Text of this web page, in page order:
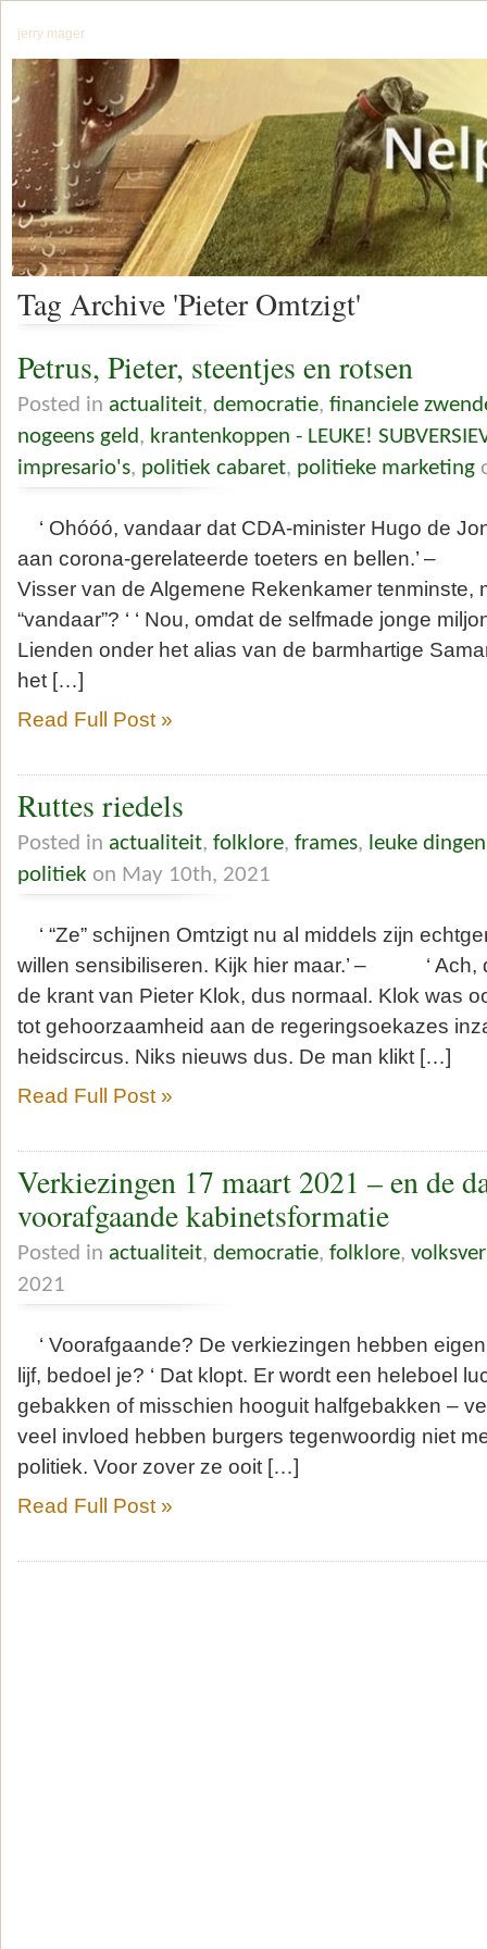
jerry mager
Tag Archive 'Pieter Omtzigt'
Petrus, Pieter, steentjes en rotsen
Posted in actualiteit, democratie, financiele
nogeens geld, krantenkoppen - LEUKE!
impresario's, politiek cabaret, politieke marketing
‘ Ohóóó, vandaar dat CDA-minister Hugo de
aan corona-gerelateerde toeters en bellen.’ –
Visser van de Algemene Rekenkamer tenminste,
“vandaar”? ‘ ‘ Nou, omdat de selfmade jonge
Lienden onder het alias van de barmhartige
het […]
Read Full Post »
Ruttes riedels
Posted in actualiteit, folklore, frames, leuke
politiek on May 10th, 2021
‘ “Ze” schijnen Omtzigt nu al middels zijn
willen sensibiliseren. Kijk hier maar.’ – ‘ Ach,
de krant van Pieter Klok, dus normaal. Klok was
tot gehoorzaamheid aan de regeringsoekazes
heidscircus. Niks nieuws dus. De man klikt […]
Read Full Post »
Verkiezingen 17 maart 2021 – en de
voorafgaande kabinetsformatie
Posted in actualiteit, democratie, folklore,
2021
‘ Voorafgaande? De verkiezingen hebben
lijf, bedoel je? ‘ Dat klopt. Er wordt een heleboel
gebakken of misschien hooguit halfgebakken –
veel invloed hebben burgers tegenwoordig niet
politiek. Voor zover ze ooit […]
Read Full Post »